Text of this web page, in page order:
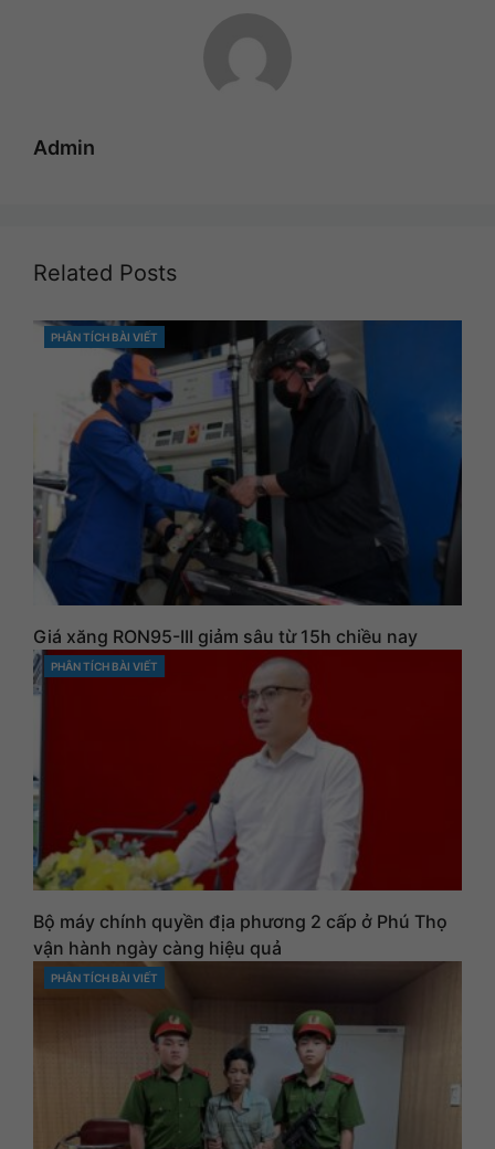
Admin
Related Posts
CATEGORIES
PHÂN TÍCH BÀI VIẾT
Giá xăng RON95-III giảm sâu từ 15h chiều nay
CATEGORIES
PHÂN TÍCH BÀI VIẾT
Bộ máy chính quyền địa phương 2 cấp ở Phú Thọ
vận hành ngày càng hiệu quả
CATEGORIES
PHÂN TÍCH BÀI VIẾT